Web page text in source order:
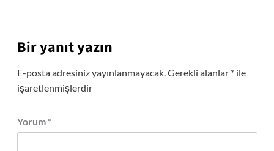
Bir yanıt yazın
E-posta adresiniz yayınlanmayacak.Gerekli alanlar *ile
işaretlenmişlerdir
Yorum *